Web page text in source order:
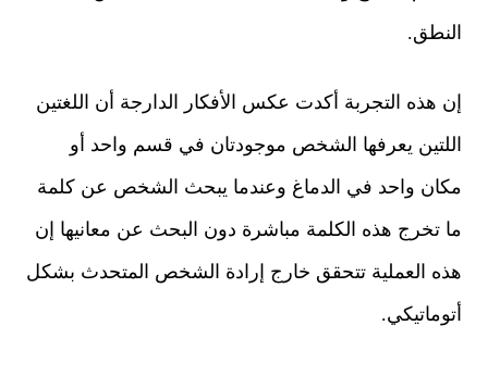
النطق.
إن هذه التجربة أكدت عكس الأفكار الدارجة أن اللغتين
اللتين يعرفها الشخص موجودتان في قسم واحد أو
مكان واحد في الدماغ وعندما يبحث الشخص عن كلمة
ما تخرج هذه الكلمة مباشرة دون البحث عن معانيها إن
هذه العملية تتحقق خارج إرادة الشخص المتحدث بشكل
أتوماتيكي.